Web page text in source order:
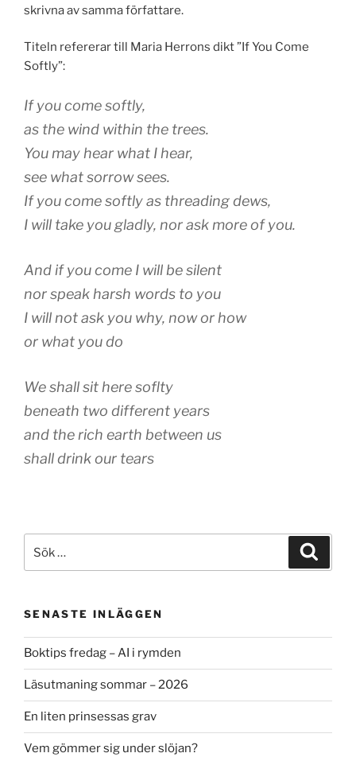
skrivna av samma författare.
Titeln refererar till Maria Herrons dikt ”If You Come
Softly”:
If you come softly,
as the wind within the trees.
You may hear what I hear,
see what sorrow sees.
If you come softly as threading dews,
I will take you gladly, nor ask more of you.
And if you come I will be silent
nor speak harsh words to you
I will not ask you why, now or how
or what you do
We shall sit here soflty
beneath two different years
and the rich earth between us
shall drink our tears
efter:
SENASTE INLÄGGEN
Boktips fredag – AI i rymden
Läsutmaning sommar – 2026
En liten prinsessas grav
Vem gömmer sig under slöjan?